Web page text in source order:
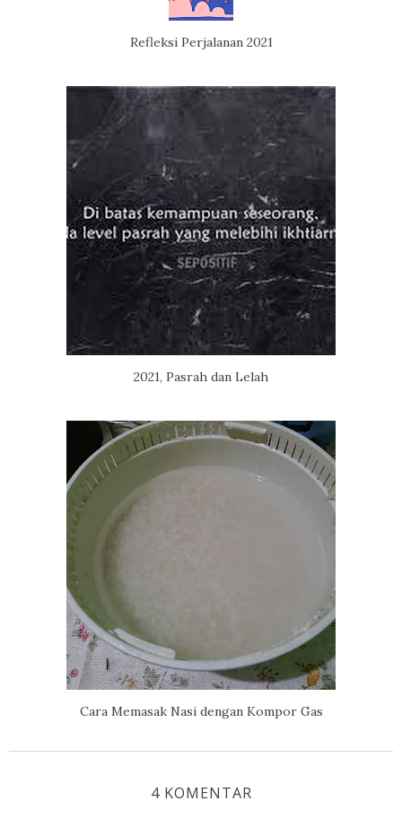
Refleksi Perjalanan 2021
2021, Pasrah dan Lelah
Cara Memasak Nasi dengan Kompor Gas
4 KOMENTAR